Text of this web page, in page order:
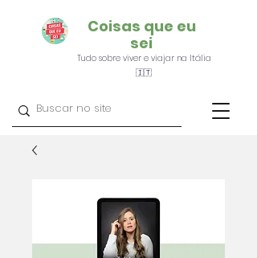
Coisas que eu
sei
Tudo sobre viver e viajar na Itália
🇮🇹